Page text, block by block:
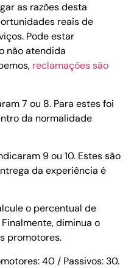
as razões desta
reais de
Pode estar
não atendida
reclamações são
7 ou 8. Para estes foi
da normalidade
9 ou 10. Estes são
da experiência é
o percentual de
diminua o
promotores.
40 / Passivos: 30.